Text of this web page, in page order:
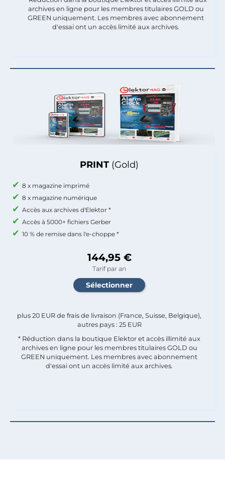
PRINT (Gold)
8 x magazine imprimé
8 x magazine numérique
Accès aux archives d'Elektor *
Accès à 5000+ fichiers Gerber
10 % de remise dans l'e-choppe *
144,95 €
Tarif par an
plus 20 EUR de frais de livraison (France, Suisse, Belgique),
autres pays : 25 EUR
* Réduction dans la boutique Elektor et accès illimité aux
archives en ligne pour les membres titulaires GOLD ou
GREEN uniquement. Les membres avec abonnement
d'essai ont un accès limité aux archives.
archives en ligne pour les membres titulaires GOLD ou
GREEN uniquement. Les membres avec abonnement
d'essai ont un accès limité aux archives.